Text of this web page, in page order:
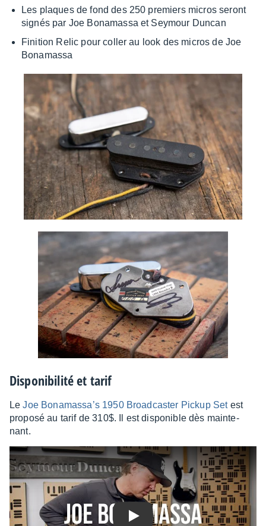
Les plaques de fond des 250 premiers micros seront
signés par Joe Bona­massa et Seymour Duncan
Fini­tion Relic pour coller au look des micros de Joe
Bona­massa
Dispo­ni­bi­lité et tarif
LeJoe Bona­mas­sa’s 1950 Broad­cas­ter Pickup Setest
proposé au tarif de 310$. Il est dispo­nible dès main­te­
nant.
Play